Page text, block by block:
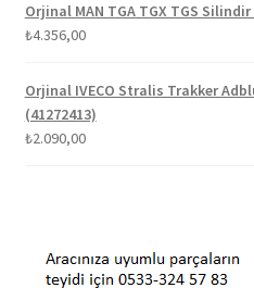
Orjinal MAN TGA TGX TGS
₺4.356,00
Orjinal IVECO Stralis Trakker
(41272413)
₺2.090,00